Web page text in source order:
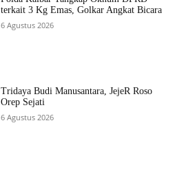
terkait 3 Kg Emas, Golkar Angkat Bicara
6 Agustus 2026
Tridaya Budi Manusantara, JejeR Roso
Orep Sejati
6 Agustus 2026